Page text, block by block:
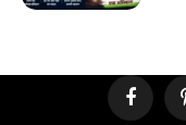
Facebook